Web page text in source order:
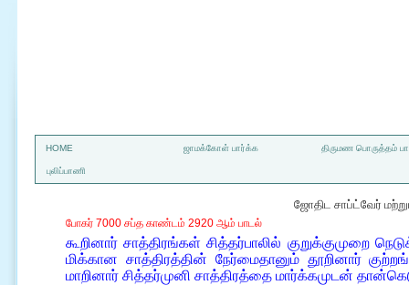
HOME ஜாமக்கோள் பார்க்க திருமண பொருத்தம்
புலிப்பாணி
ஜோதிட சாப்ட்வேர்
போகர் 7000 சப்த காண்டம் 2920 ஆம் பாடல்
கூறினார் சாத்திரங்கள் சித்தர்பாலில் குறுக்குமுறை
மிக்கான சாத்திரத்தின் நேர்மைதானும் தூறினார்
மாறினார் சித்தர்முனி சாத்திரத்தை மார்க்கமுடன்